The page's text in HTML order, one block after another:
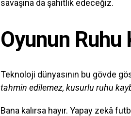
savaşına da şahitlik edeceğiz.
Oyunun
Teknoloji dünyasının bu gövde
tahmin edilemez, kusurlu ruhu
Bana kalırsa hayır. Yapay zekâ